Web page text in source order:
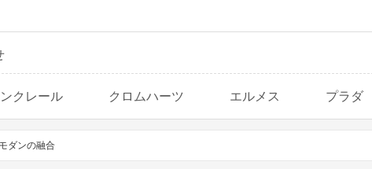
クレール クロムハーツ エルメス プラダ
ダンの融合